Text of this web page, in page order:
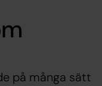
på många sätt